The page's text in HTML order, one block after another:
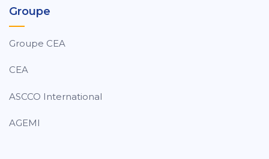
Groupe
Groupe CEA
CEA
ASCCO International
AGEMI